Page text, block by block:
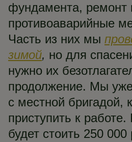
фундамента, ремонт
противоаварийные
Часть из них мы
зимой, но для
нужно их
продолжение. Мы
с местной бригадой,
приступить к
будет стоить 250